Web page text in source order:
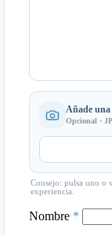
Añade
Opcional ·
Consejo: pulsa uno o
experiencia.
Nombre *